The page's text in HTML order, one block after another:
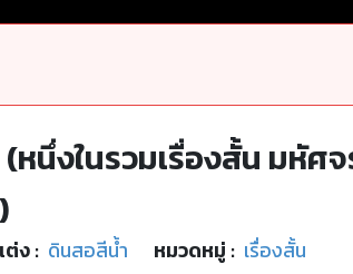
หนึ่งในรวมเรื่องสั้น มหัศ
ง : ดินสอสีน้ำ หมวดหมู่ : เรื่องสั้น